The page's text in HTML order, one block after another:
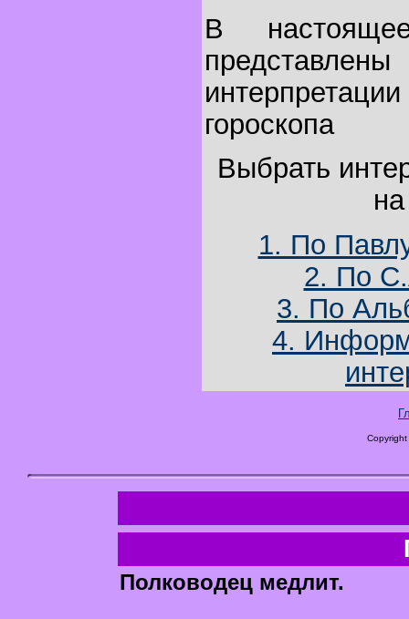
В
гороскопа
Выбрать
1. По
2. По
3. По
4.
Полководец медлит.